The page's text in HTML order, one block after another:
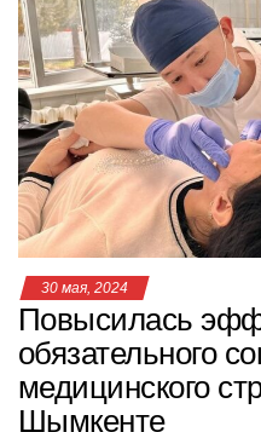
30 мая, 2024
Повысилась
обязательного
медицинского
Шымкенте